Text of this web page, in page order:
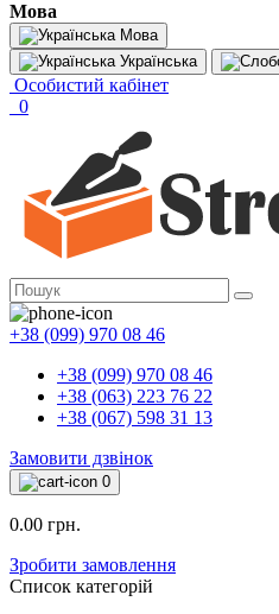
Мова
Мова
Українська
Особистий кабінет
0
+38 (099) 970 08 46
+38 (099) 970 08 46
+38 (063) 223 76 22
+38 (067) 598 31 13
Замовити дзвінок
0
0.00 грн.
Зробити замовлення
Список категорій